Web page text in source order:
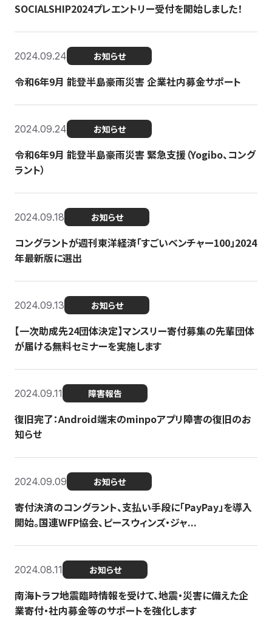
SOCIALSHIP2024プレエントリー受付を開始しました！
2024.09.24 お知らせ
令和6年9月 能登半島豪雨災害 企業社内募金サポート
2024.09.24 お知らせ
令和6年9月 能登半島豪雨災害 緊急支援（Yogibo、コング
ラント）
2024.09.18 お知らせ
コングラントが週刊東洋経済「すごいベンチャー100」2024
年最新版に選出
2024.09.13 お知らせ
【一次助成先24団体決定】マンスリー寄付募集の先輩団体
が届ける無料セミナーを実施します
2024.09.11 障害報告
復旧完了：Android端末のminpoアプリ障害の復旧のお
知らせ
2024.09.09 お知らせ
寄付決済のコングラント、支払い手段に「PayPay」を導入
開始。国連WFP協会、ピースウィンズ・ジャ...
2024.08.11 お知らせ
南海トラフ地震臨時情報を受けて、地震・災害に備えた企
業寄付・社内募金等のサポートを強化します